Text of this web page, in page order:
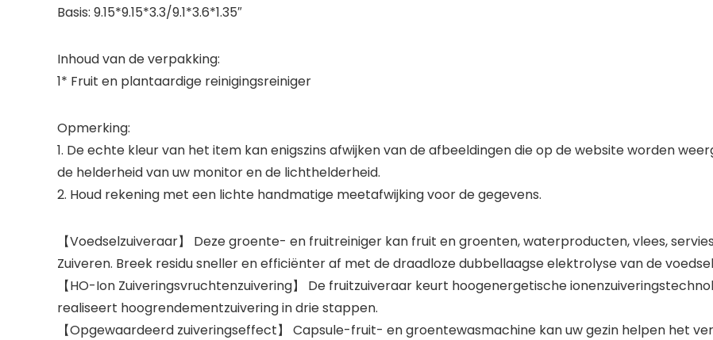
Basis: 9.15*9.15*3.3/9.1*3.6*1.35″
Inhoud van de verpakking:
1* Fruit en plantaardige reinigingsreiniger
Opmerking:
1. De echte kleur van het item kan enigszins afwijken van de afbeeldingen die op de website worden
de helderheid van uw monitor en de lichthelderheid.
2. Houd rekening met een lichte handmatige meetafwijking voor de gegevens.
【Voedselzuiveraar】 Deze groente- en fruitreiniger kan fruit en groenten, waterproducten, vlees,
Zuiveren. Breek residu sneller en efficiënter af met de draadloze dubbellaagse elektrolyse van de
【HO-Ion Zuiveringsvruchtenzuivering】 De fruitzuiveraar keurt hoogenergetische
realiseert hoogrendementzuivering in drie stappen.
【Opgewaardeerd zuiveringseffect】 Capsule-fruit- en groentewasmachine kan uw gezin helpen het